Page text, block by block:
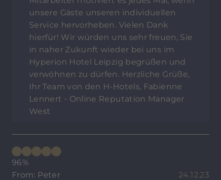
unsere Gäste unseren individuellen
Service hervorheben. Vielen Dank
hierfür! Wir würden uns sehr freuen, Sie
in naher Zukunft wieder bei uns im
Hyperion Hotel Leipzig begrüßen und
verwöhnen zu dürfen. Herzliche Grüße,
Ihr Team von den H-Hotels, Fabienne
Lennert - Online Reputation Manager
West
96%
From: Peter
24.12.23